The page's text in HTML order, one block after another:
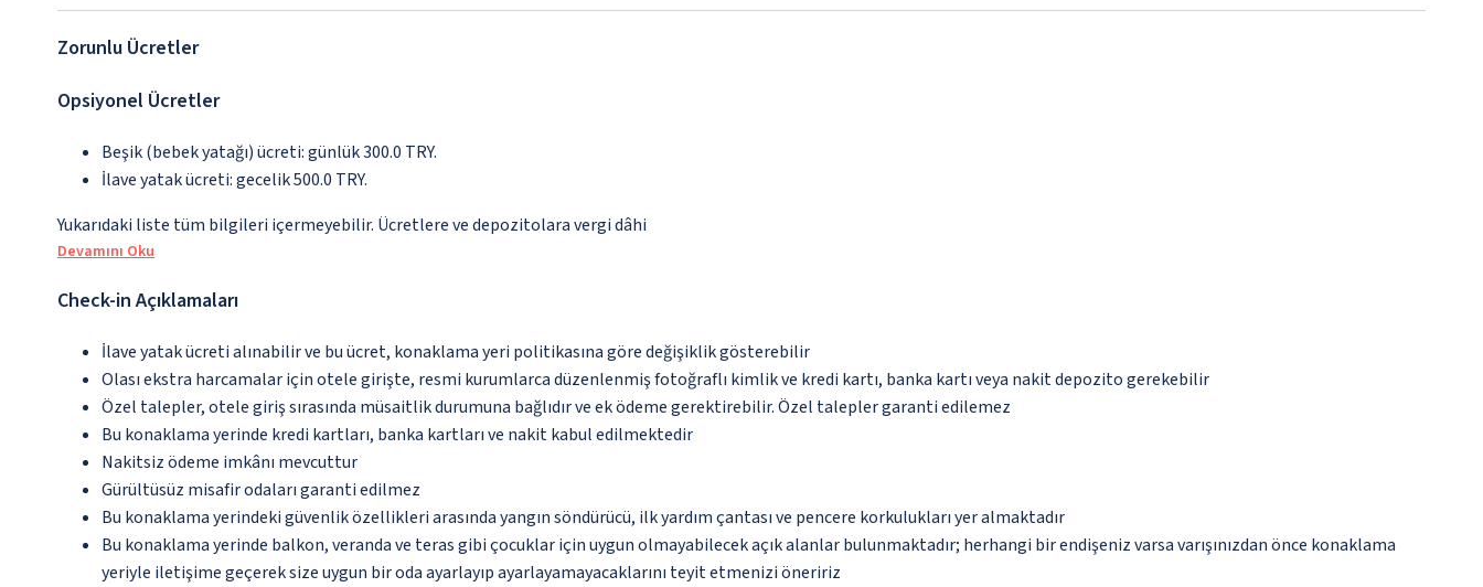
Zorunlu Ücretler
Opsiyonel Ücretler
Beşik (bebek yatağı) ücreti: günlük 300.0 TRY.
İlave yatak ücreti: gecelik 500.0 TRY.
Yukarıdaki liste tüm bilgileri içermeyebilir. Ücretlere ve depozitolara vergi dâhi
Devamını Oku
Check-in Açıklamaları
İlave yatak ücreti alınabilir ve bu ücret, konaklama yeri politikasına göre değişiklik gösterebilir
Olası ekstra harcamalar için otele girişte, resmi kurumlarca düzenlenmiş fotoğraflı kimlik ve kredi kartı, banka kartı veya nakit depozito gerekebilir
Özel talepler, otele giriş sırasında müsaitlik durumuna bağlıdır ve ek ödeme gerektirebilir. Özel talepler garanti edilemez
Bu konaklama yerinde kredi kartları, banka kartları ve nakit kabul edilmektedir
Nakitsiz ödeme imkânı mevcuttur
Gürültüsüz misafir odaları garanti edilmez
Bu konaklama yerindeki güvenlik özellikleri arasında yangın söndürücü, ilk yardım çantası ve pencere korkulukları yer almaktadır
Bu konaklama yerinde balkon, veranda ve teras gibi çocuklar için uygun olmayabilecek açık alanlar bulunmaktadır; herhangi bir endişeniz varsa varışınızdan önce konaklama
yeriyle iletişime geçerek size uygun bir oda ayarlayıp ayarlayamayacaklarını teyit etmenizi öneririz